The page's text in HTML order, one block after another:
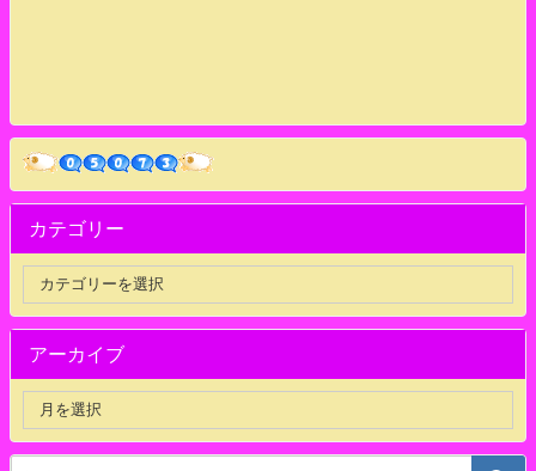
カテゴリー
アーカイブ